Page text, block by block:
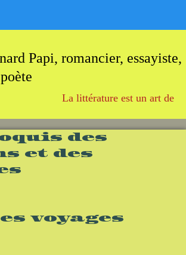
Papi, romancier, essayiste,
La littérature est un art de
des
et des